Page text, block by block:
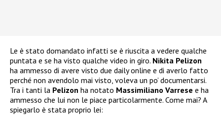
Le è stato domandato infatti se è riuscita a vedere qualche
puntata e se ha visto qualche video in giro. Nikita Pelizon
ha ammesso di avere visto due daily online e di averlo fatto
perché non avendolo mai visto, voleva un po’ documentarsi.
Tra i tanti la Pelizon ha notato Massimiliano Varrese e ha
ammesso che lui non le piace particolarmente. Come mai? A
spiegarlo è stata proprio lei: